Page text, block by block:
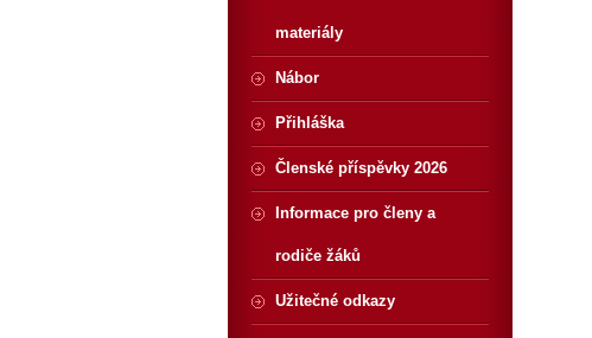
materiály
Nábor
Přihláška
Členské příspěvky 2026
Informace pro členy a
rodiče žáků
Užitečné odkazy